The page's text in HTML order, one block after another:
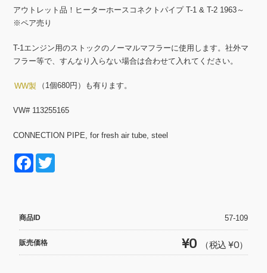
アウトレット品！ヒーターホースコネクトパイプ T-1 & T-2 1963～
※ペア売り
T-1エンジン用のストックのノーマルマフラーに使用します。社外マ
フラー等で、すんなり入らない場合は合わせて入れてください。
WW製 （1個680円）も有ります。
VW# 113255165
CONNECTION PIPE, for fresh air tube, steel
F
e
b
o
商品ID 57-109
販売価格 ¥0 （税込 ¥0）